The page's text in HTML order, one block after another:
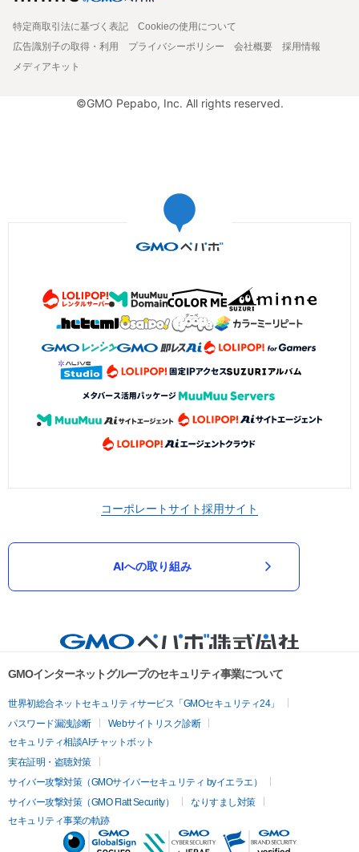
特定商取引法に基づく表記
Cookieの使用について
広告識別子の取得・利用
プライバシーポリシー 会社概要
採用情報
メディアキット
©GMO Pepabo, Inc. All rights reserved.
コーポレートサイト採用サイト
AIへの取り組み
GMOインターネットグループのセキュリティ事業について
世界初総合ネットセキュリティサービス「GMOセキュリティ24」
パスワード漏洩診断
Webサイトリスク診断
セキュリティ相談AIチャットボット
実在証明・盗聴対策
サイバー攻撃対策（GMOサイバーセキュリティ byイエラエ）
サイバー攻撃対策（GMO Flatt Security）
なりすまし対策
セキュリティ事業の軌跡